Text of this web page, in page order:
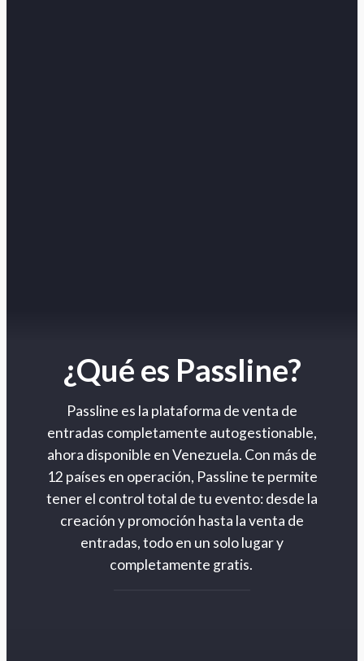
¿Qué es Passline?
Passline es la plataforma de venta de
entradas completamente autogestionable,
ahora disponible en Venezuela. Con más de
12 países en operación, Passline te permite
tener el control total de tu evento: desde la
creación y promoción hasta la venta de
entradas, todo en un solo lugar y
completamente gratis.